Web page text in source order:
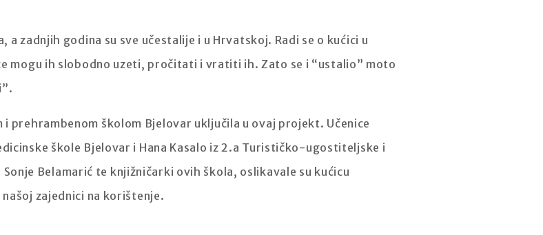
a zadnjih godina su sve učestalije i u Hrvatskoj. Radi se o kućici u
mogu ih slobodno uzeti, pročitati i vratiti ih. Zato se i “ustalio” moto
prehrambenom školom Bjelovar uključila u ovaj projekt. Učenice
škole Bjelovar i Hana Kasalo iz 2.a Turističko-ugostiteljske i
Belamarić te knjižničarki ovih škola, oslikavale su kućicu
zajednici na korištenje.